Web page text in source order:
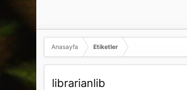
Anasayfa Etiketler
librarianlib